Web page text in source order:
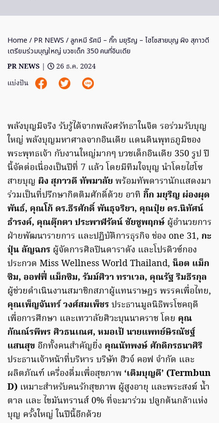
Home / PR NEWS / ลูกหมี รัศมี – กิ๊ก มยุริญ – ไฮโซสายบุญ ผิง สุภาวดี
เตรียมร่วมบุญใหญ่ บวชเด็ก 350 คนที่อินเดีย
PR NEWS |
26 ธ.ค. 2024
แบ่งปัน
พลังบุญมีจริง รับรู้ได้จากพลังศรัทธาในจิต รอร่วมรับบุญ
ใหญ่ พลังบุญมหาศาลจากอินเดีย แดนดินพุทธภูมิของ
พระพุทธเจ้า กับงานใหญ่มากๆ บวชเด็กอินเดีย 350 รูป ปี
นี้จัดต่อเนื่องเป็นปีที่ 7 แล้ว โดยมีทีมใจบุญ นำโดยไฮโซ
สายบุญ ผิง สุภาวดี ทัพมาลัย พร้อมทัพดารานักแสดงมา
ร่วมเป็นที่ปรึกษากิตติมศักดิ์ด้วย อาทิ กิ๊ก มยุริญ ผ่องผุด
พันธ์, คุณโก้ ดร.ธีรศักดิ์ พันธุจริยา, คุณปุ๋ย ดร.นิทัศน์
ธำรงค์, คุณตุ๊กตา ประพาฬรัตน์ ชัยชูพฤกษ์ ผู้อำนวยการ
ฝ่ายพัฒนารายการ และปฏิบัติการธุรกิจ ช่อง one 31, กะ
ปุ่น ลัญฉกร ผู้จัดการศิลปินดาราดัง และโปรดิวซ์กอง
ประกวด Miss Wellness World Thailand, น็อต แม็ก
ซิม, ออฟฟี่ แม็กซิม, รัมม์ศิวา ทราเวล, คุณรัฐ ริมธีรกุล
ผู้ช่วยดำเนินงานสมาชิกสภาผู้แทนราษฎร พรรคเพื่อไทย,
คุณเพ็ญจันทร์ วงศ์สมเพ็ชรประธานมูลนิธิพรโชคฤดี
เพื่อการศึกษา และเทวาลัยศิวะบุนนาคราช โดย คุณ
กัณณ์รพีพร ศิวธนเณศ, หมอเป้ นายแพทย์ษิรณัชฐ์
แสนสุข อีกทั้งคนสำคัญยิ่ง คุณนัทพงษ์ ศักดิกรธนาศิริ
ประธานเจ้าหน้าที่บริหาร บริษัท ฮิวจ์ คอฟ จำกัด และ
ผลิตภัณฑ์ เครื่องดื่มเพื่อสุขภาพ ‘เติมบุญดี’ (Termbun
D) เหมาะสำหรับคนรักสุขภาพ ผู้สูงอายุ และพระสงฆ์ นํ้า
ตาล และ ไขมันทรานส์ 0% ที่จะมาร่วม ปลูกต้นกล้าแห่ง
บุญ ครั้งใหญ่ ในปีนี้อีกด้วย